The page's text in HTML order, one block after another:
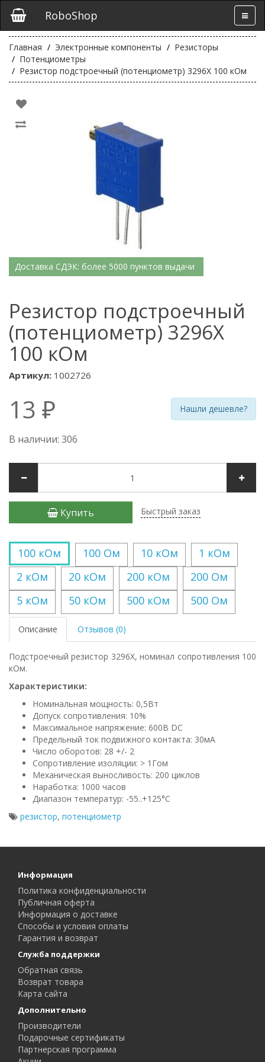
RoboShop
Главная Электронные компоненты
Резисторы
Потенциометры
Резистор подстроечный (потенциометр) 3296X 100 кОм
Доставка СДЭК: более 5000 пунктов выдачи
Резистор подстроечный
(потенциометр) 3296X
100 кОм
Артикул: 1002726
13 ₽ Нашли дешевле?
В наличии: 306
Купить Быстрый заказ
100 кОм 100 Ом 10 кОм
1 кОм
2 кОм
20 кОм 200 кОм
200 Ом
5 кОм
50 кОм 500 кОм 500 Ом
Описание Отзывов (0)
Подстроечный резистор 3296X, номинал сопротивления 100
кОм.
Характеристики:
Номинальная мощность: 0,5Вт
Допуск сопротивления: 10%
Максимальное напряжение: 600В DC
Предельный ток подвижного контакта: 30мА
Число оборотов: 28 +/- 2
Сопротивление изоляции: > 1Гом
Механическая выносливость: 200 циклов
Наработка: 1000 часов
Диапазон температур: -55..+125°С
резистор, потенциометр
Информация
Политика конфиденциальности
Публичная оферта
Информация о доставке
Способы и условия оплаты
Гарантия и возврат
Служба поддержки
Обратная связь
Возврат товара
Карта сайта
Дополнительно
Производители
Подарочные сертификаты
Партнерская программа